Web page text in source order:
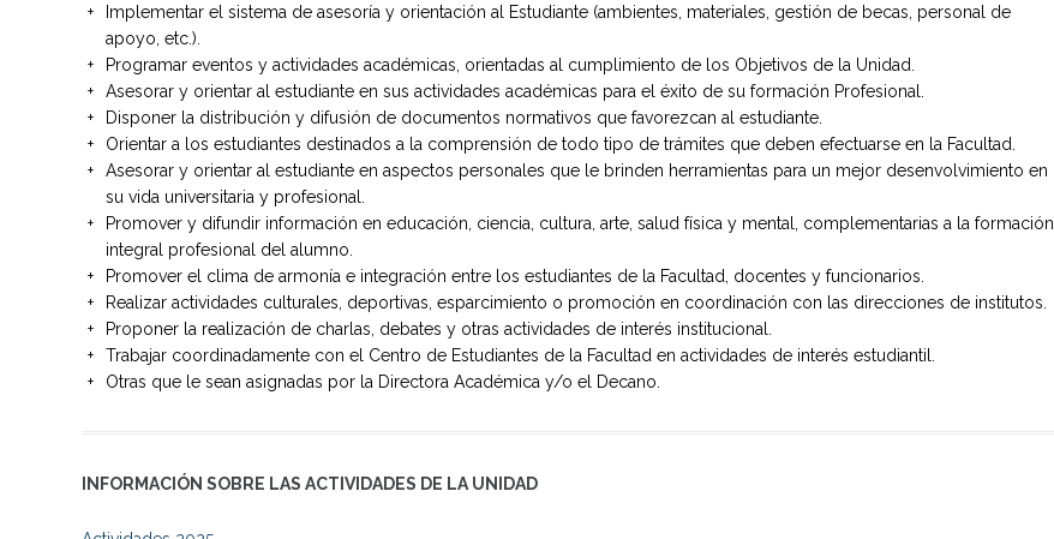
Implementar el sistema de asesoría y orientación al Estudiante (ambientes, materiales, gestión de becas, personal de
apoyo, etc.).
Programar eventos y actividades académicas, orientadas al cumplimiento de los Objetivos de la Unidad.
Asesorar y orientar al estudiante en sus actividades académicas para el éxito de su formación Profesional.
Disponer la distribución y difusión de documentos normativos que favorezcan al estudiante.
Orientar a los estudiantes destinados a la comprensión de todo tipo de trámites que deben efectuarse en la Facultad.
Asesorar y orientar al estudiante en aspectos personales que le brinden herramientas para un mejor desenvolvimiento en
su vida universitaria y profesional.
Promover y difundir información en educación, ciencia, cultura, arte, salud física y mental, complementarias a la formación
integral profesional del alumno.
Promover el clima de armonía e integración entre los estudiantes de la Facultad, docentes y funcionarios.
Realizar actividades culturales, deportivas, esparcimiento o promoción en coordinación con las direcciones de institutos.
Proponer la realización de charlas, debates y otras actividades de interés institucional.
Trabajar coordinadamente con el Centro de Estudiantes de la Facultad en actividades de interés estudiantil.
Otras que le sean asignadas por la Directora Académica y/o el Decano.
INFORMACIÓN SOBRE LAS ACTIVIDADES DE LA UNIDAD